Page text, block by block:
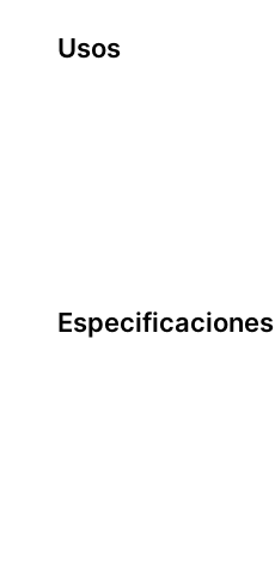
Usos
Especificaciones